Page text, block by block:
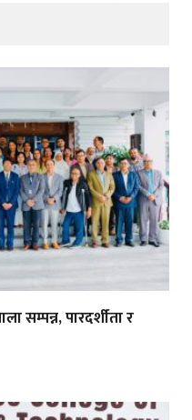
सम्पन्न, पारदर्शीता र